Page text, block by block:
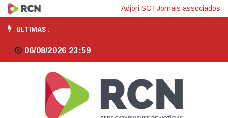
Novo
Desenrola
renegocia
quase
Adjori SC Jornais associados
ULTIMAS :
06/08/2026 23:59